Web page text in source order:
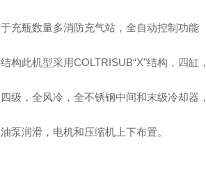
于充瓶数量多消防充气站，全自动控制功能
结构此机型采用COLTRISUB“X"结构，四缸，
四级，全风冷，全不锈钢中间和末级冷却器，
油泵润滑，电机和压缩机上下布置。